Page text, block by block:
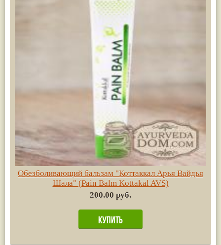
Обезболивающий бальзам "Коттаккал Арья Вайдья
Шала" (Pain Balm Kottakal AVS)
200.00 руб.